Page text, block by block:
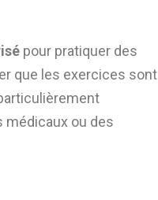
pour pratiquer des
que les exercices sont
médicaux ou des